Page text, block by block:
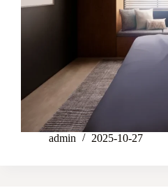
admin 2025-10-27